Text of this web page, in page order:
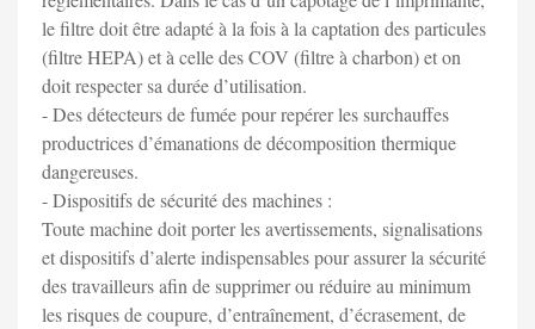
le filtre doit être adapté à la fois à la captation des particules
(filtre HEPA) et à celle des COV (filtre à charbon) et on
doit respecter sa durée d’utilisation.
- Des détecteurs de fumée pour repérer les surchauffes
productrices d’émanations de décomposition thermique
dangereuses.
- Dispositifs de sécurité des machines :
Toute machine doit porter les avertissements, signalisations
et dispositifs d’alerte indispensables pour assurer la sécurité
des travailleurs afin de supprimer ou réduire au minimum
les risques de coupure, d’entraînement, d’écrasement, de